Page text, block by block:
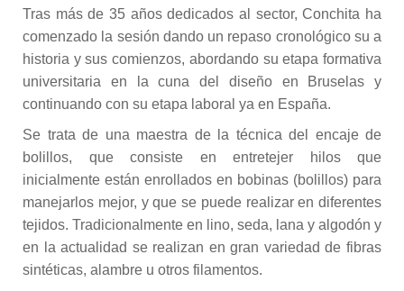
Tras más de 35 años dedicados al sector, Conchita ha
comenzado la sesión dando un repaso cronológico su a
historia y sus comienzos, abordando su etapa formativa
universitaria en la cuna del diseño en Bruselas y
continuando con su etapa laboral ya en España.
Se trata de una maestra de la técnica del encaje de
bolillos, que consiste en entretejer hilos que
inicialmente están enrollados en bobinas (bolillos) para
manejarlos mejor, y que se puede realizar en diferentes
tejidos. Tradicionalmente en lino, seda, lana y algodón y
en la actualidad se realizan en gran variedad de fibras
sintéticas, alambre u otros filamentos.